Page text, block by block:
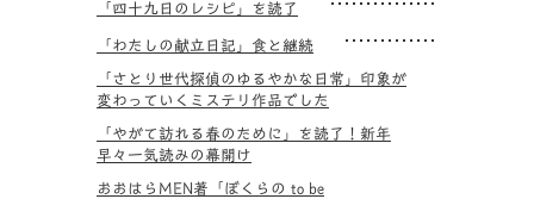
「四十九日のレシピ」を読了
「わたしの献立日記」食と継続
「さとり世代探偵のゆるやかな日常」印象が
変わっていくミステリ作品でした
「やがて訪れる春のために」を読了！新年
早々一気読みの幕開け
おおはらMEN著「ぼくらの to be